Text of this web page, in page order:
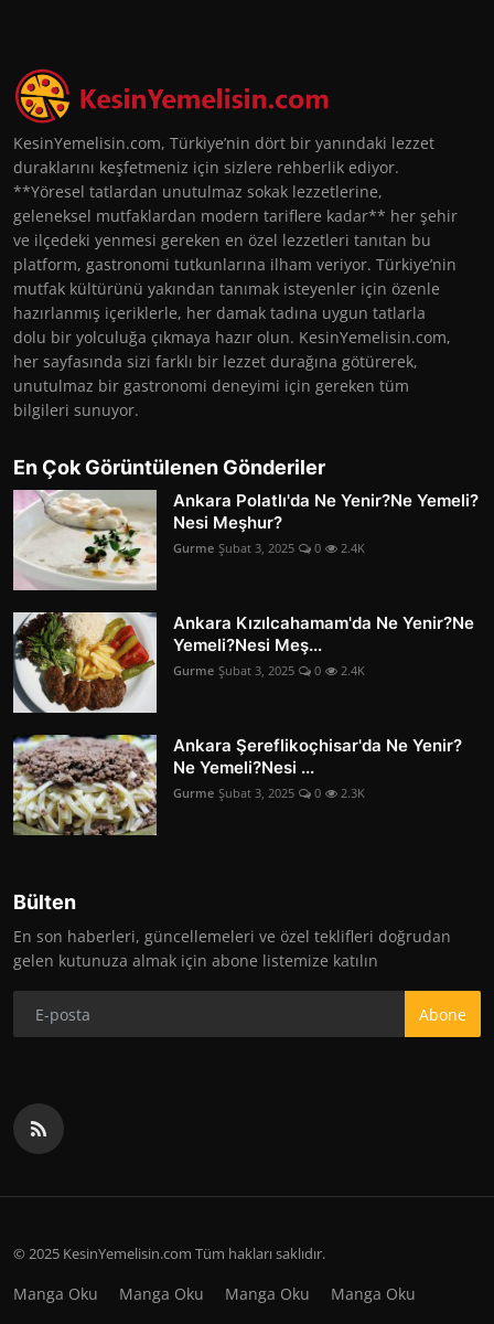
KesinYemelisin.com, Türkiye’nin dört bir yanındaki lezzet
duraklarını keşfetmeniz için sizlere rehberlik ediyor.
**Yöresel tatlardan unutulmaz sokak lezzetlerine,
geleneksel mutfaklardan modern tariflere kadar** her şehir
ve ilçedeki yenmesi gereken en özel lezzetleri tanıtan bu
platform, gastronomi tutkunlarına ilham veriyor. Türkiye’nin
mutfak kültürünü yakından tanımak isteyenler için özenle
hazırlanmış içeriklerle, her damak tadına uygun tatlarla
dolu bir yolculuğa çıkmaya hazır olun. KesinYemelisin.com,
her sayfasında sizi farklı bir lezzet durağına götürerek,
unutulmaz bir gastronomi deneyimi için gereken tüm
bilgileri sunuyor.
En Çok Görüntülenen Gönderiler
Ankara Polatlı'da Ne Yenir?Ne Yemeli?
Nesi Meşhur?
Gurme Şubat 3, 2025 0 2.4K
Ankara Kızılcahamam'da Ne Yenir?Ne
Yemeli?Nesi Meş...
Gurme Şubat 3, 2025 0 2.4K
Ankara Şereflikoçhisar'da Ne Yenir?
Ne Yemeli?Nesi ...
Gurme Şubat 3, 2025 0 2.3K
Bülten
En son haberleri, güncellemeleri ve özel teklifleri doğrudan
gelen kutunuza almak için abone listemize katılın
Abone
© 2025 KesinYemelisin.com Tüm hakları saklıdır.
Manga Oku Manga Oku Manga Oku Manga Oku